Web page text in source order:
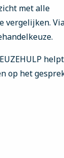
met alle
vergelijken.
op het